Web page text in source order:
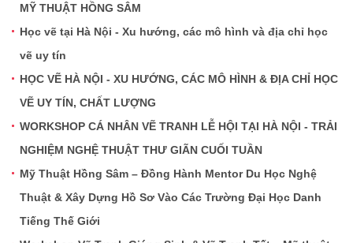
MỸ THUẬT HỒNG SÂM
Học vẽ tại Hà Nội - Xu hướng, các mô hình và địa chỉ học
vẽ uy tín
HỌC VẼ HÀ NỘI - XU HƯỚNG, CÁC MÔ HÌNH & ĐỊA CHỈ HỌC
VẼ UY TÍN, CHẤT LƯỢNG
WORKSHOP CÁ NHÂN VẼ TRANH LỄ HỘI TẠI HÀ NỘI - TRẢI
NGHIỆM NGHỆ THUẬT THƯ GIÃN CUỐI TUẦN
Mỹ Thuật Hồng Sâm – Đồng Hành Mentor Du Học Nghệ
Thuật & Xây Dựng Hồ Sơ Vào Các Trường Đại Học Danh
Tiếng Thế Giới